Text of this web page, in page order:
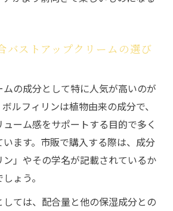
バストアップクリームの選び
の成分として特に人気が高いのが
ルフィリンは植物由来の成分で、
ーム感をサポートする目的で多く
ます。市販で購入する際は、成分
」やその学名が記載されているか
ょう。
ては、配合量と他の保湿成分との